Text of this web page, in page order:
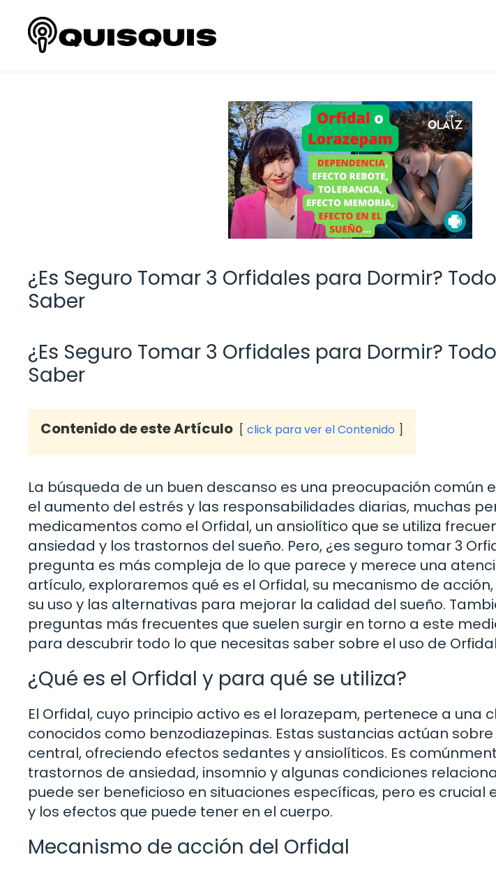
contenido
¿Es Seguro Tomar 3 Orfidales para Dormir?
Saber
¿Es Seguro Tomar 3 Orfidales para Dormir?
Saber
Contenido de este Artículo click para ver el Contenido
La búsqueda de un buen descanso es una preocupación común
el aumento del estrés y las responsabilidades diarias, muchas
medicamentos como el Orfidal, un ansiolítico que se utiliza
ansiedad y los trastornos del sueño. Pero, ¿es seguro tomar 3
pregunta es más compleja de lo que parece y merece una
artículo, exploraremos qué es el Orfidal, su mecanismo de
su uso y las alternativas para mejorar la calidad del sueño.
preguntas más frecuentes que suelen surgir en torno a este
para descubrir todo lo que necesitas saber sobre el uso de
¿Qué es el Orfidal y para qué se utiliza?
El Orfidal, cuyo principio activo es el lorazepam, pertenece a una
conocidos como benzodiazepinas. Estas sustancias actúan
central, ofreciendo efectos sedantes y ansiolíticos. Es
trastornos de ansiedad, insomnio y algunas condiciones
puede ser beneficioso en situaciones específicas, pero es crucial
y los efectos que puede tener en el cuerpo.
Mecanismo de acción del Orfidal